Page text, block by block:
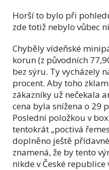
Horší to bylo při
zde totiž nebylo vůbec
Chyběly vídeňské
korun (z původních
bez sýru. Ty vycházely
procent. Aby toho
zákazníky už nečekala
cena byla snížena o 29
Poslední položkou v
tentokrát „poctivá
doplněno ještě
znamená, že by tento
nikde v České republice